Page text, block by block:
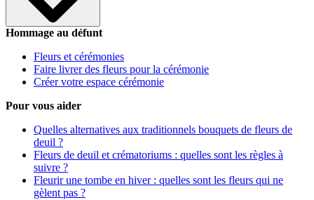
Hommage au défunt
Fleurs et cérémonies
Faire livrer des fleurs pour la cérémonie
Créer votre espace cérémonie
Pour vous aider
Quelles alternatives aux traditionnels bouquets de fleurs de
deuil ?
Fleurs de deuil et crématoriums : quelles sont les règles à
suivre ?
Fleurir une tombe en hiver : quelles sont les fleurs qui ne
gèlent pas ?